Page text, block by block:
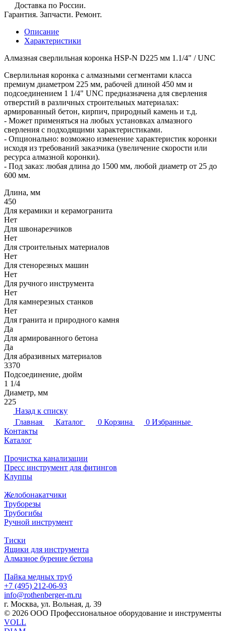
Доставка по России.
Гарантия. Запчасти. Ремонт.
Описание
Характеристики
Алмазная сверлильная коронка HSP-N D225 мм 1.1/4" / UNC
Сверлильная коронка с алмазными сегментами класса
премиум диаметром 225 мм, рабочей длиной 450 мм и
подсоединением 1 1/4" UNC предназначена для сверления
отверстий в различных строительных материалах:
армированный бетон, кирпич, природный камень и т.д.
- Может применяться на любых установках алмазного
сверления с подходящими характеристиками.
- Опционально: возможно изменение характеристик коронки
исходя из требований заказчика (увеличение скорости или
ресурса алмазной коронки).
- Под заказ: любая длина до 1500 мм, любой диаметр от 25 до
600 мм.
Длина, мм
450
Для керамики и керамогранита
Нет
Для швонарезчиков
Нет
Для строительных материалов
Нет
Для стенорезных машин
Нет
Для ручного инструмента
Нет
Для камнерезных станков
Нет
Для гранита и природного камня
Да
Для армированного бетона
Да
Для абразивных материалов
3370
Подсоединение, дюйм
1 1/4
Диаметр, мм
225
Назад к списку
Главная
Каталог 0 Корзина 0 Избранные
Контакты
Каталог
Прочистка канализации
Пресс инструмент для фитингов
Клуппы
Желобонакатчики
Труборезы
Трубогибы
Ручной инструмент
Тиски
Ящики для инструмента
Алмазное бурение бетона
Пайка медных труб
+7 (495) 212-06-93
info@rothenberger-m.ru
г. Москва, ул. Вольная, д. 39
© 2026 ООО Профессиональное оборудование и инструменты
VOLL